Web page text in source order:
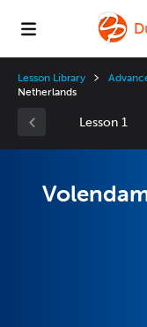
Lesson Library
Netherlands
Lesson 1